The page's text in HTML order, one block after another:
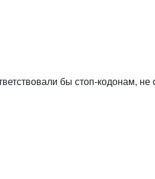
бы стоп-кодонам, не